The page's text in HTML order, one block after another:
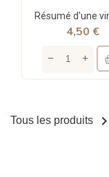
4,50 €
Tous les produits 